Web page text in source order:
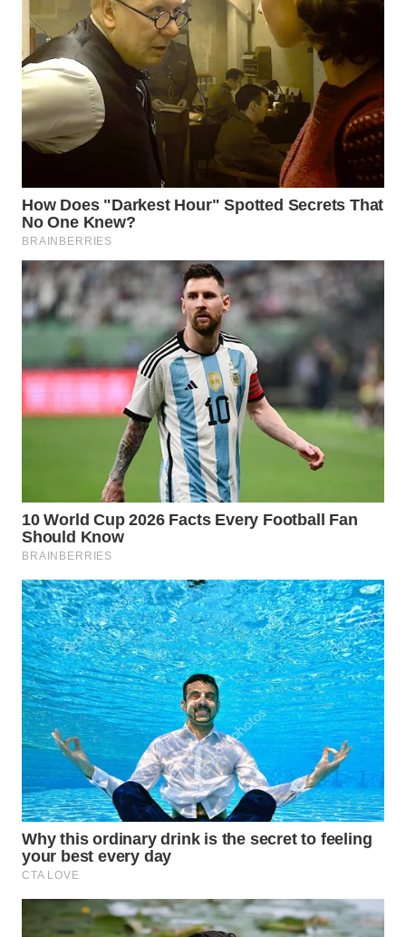
NATUNA
WN
BINTAN
WN
WN
LIKUPANG
WN
LABUANBAJO
WN
BORNEO
Wahana
NEWS
WAHANA
WAHANA
ADVOKAT
WAHANA
INFRASTRUKTUR
WAHANA
KONSUMEN
WAHANA
LISTRIK
TRAVEL